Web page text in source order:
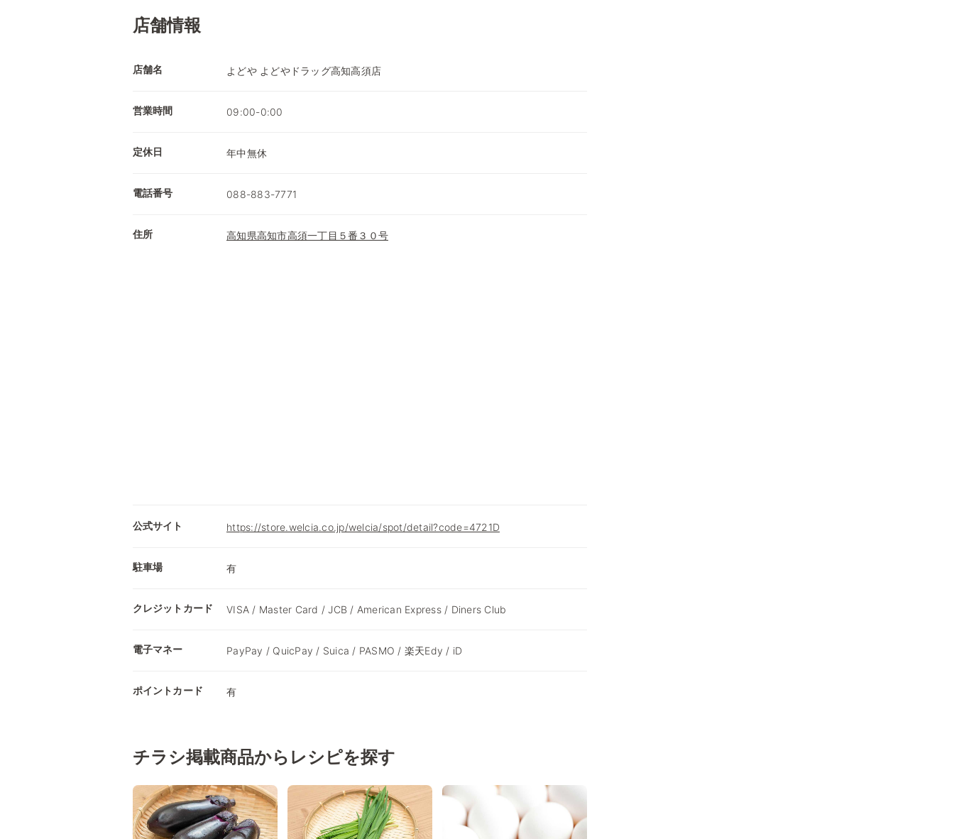
店舗情報
店舗名 よどや よどやドラッグ高知高須店
営業時間 09:00-0:00
定休日 年中無休
電話番号 088-883-7771
住所 高知県高知市高須一丁目５番３０号
公式サイト https://store.welcia.co.jp/welcia/spot/detail?code=4721D
駐車場 有
クレジットカード VISA / Master Card / JCB / American Express / Diners Club
電子マネー PayPay / QuicPay / Suica / PASMO / 楽天Edy / iD
ポイントカード 有
チラシ掲載商品からレシピを探す